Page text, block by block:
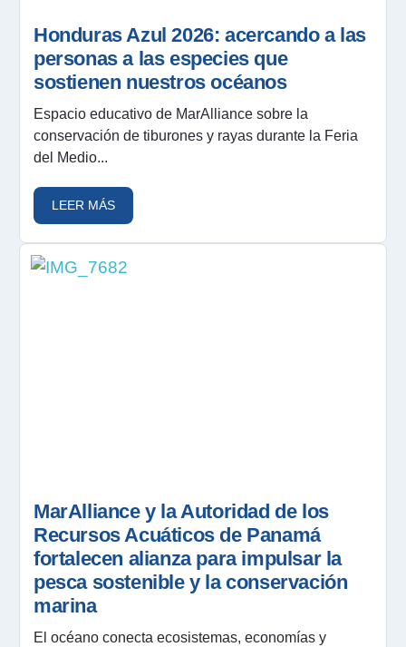
Honduras Azul 2026: acercando a las
personas a las especies que
sostienen nuestros océanos
Espacio educativo de MarAlliance sobre la
conservación de tiburones y rayas durante la Feria
del Medio...
LEER MÁS
MarAlliance y la Autoridad de los
Recursos Acuáticos de Panamá
fortalecen alianza para impulsar la
pesca sostenible y la conservación
marina
El océano conecta ecosistemas, economías y